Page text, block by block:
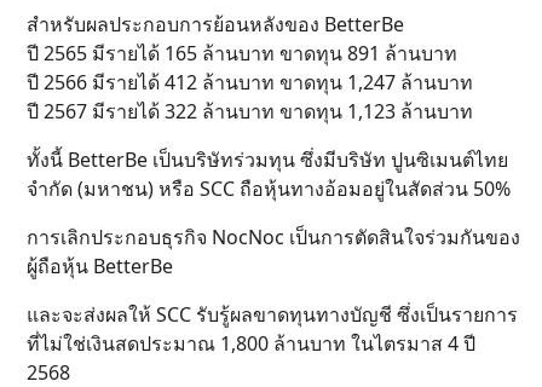
สำหรับผลประกอบการย้อนหลังของ BetterBe
ปี 2565 มีรายได้ 165 ล้านบาท ขาดทุน 891 ล้านบาท
ปี 2566 มีรายได้ 412 ล้านบาท ขาดทุน 1,247 ล้านบาท
ปี 2567 มีรายได้ 322 ล้านบาท ขาดทุน 1,123 ล้านบาท
ทั้งนี้ BetterBe เป็นบริษัทร่วมทุน ซึ่งมีบริษัท ปูนซิเมนต์ไทย
จำกัด (มหาชน) หรือ SCC ถือหุ้นทางอ้อมอยู่ในสัดส่วน 50%
การเลิกประกอบธุรกิจ NocNoc เป็นการตัดสินใจร่วมกันของ
ผู้ถือหุ้น BetterBe
และจะส่งผลให้ SCC รับรู้ผลขาดทุนทางบัญชี ซึ่งเป็นรายการ
ที่ไม่ใช่เงินสดประมาณ 1,800 ล้านบาท ในไตรมาส 4 ปี
2568